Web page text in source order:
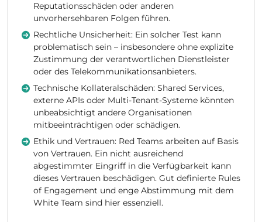
Reputationsschäden oder anderen
unvorhersehbaren Folgen führen.
Rechtliche Unsicherheit: Ein solcher Test kann
problematisch sein – insbesondere ohne explizite
Zustimmung der verantwortlichen Dienstleister
oder des Telekommunikationsanbieters.
Technische Kollateralschäden: Shared Services,
externe APIs oder Multi-Tenant-Systeme könnten
unbeabsichtigt andere Organisationen
mitbeeinträchtigen oder schädigen.
Ethik und Vertrauen: Red Teams arbeiten auf Basis
von Vertrauen. Ein nicht ausreichend
abgestimmter Eingriff in die Verfügbarkeit kann
dieses Vertrauen beschädigen. Gut definierte Rules
of Engagement und enge Abstimmung mit dem
White Team sind hier essenziell.